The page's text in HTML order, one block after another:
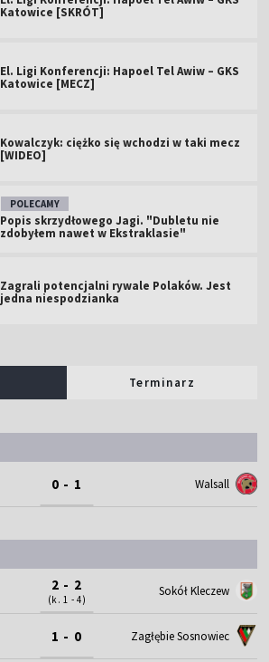
Katowice [SKRÓT]
El. Ligi Konferencji: Hapoel Tel Awiw – GKS
Katowice [MECZ]
Kowalczyk: ciężko się wchodzi w taki mecz
[WIDEO]
POLECAMY
Popis skrzydłowego Jagi. "Dubletu nie
zdobyłem nawet w Ekstraklasie"
Zagrali potencjalni rywale Polaków. Jest
jedna niespodzianka
Terminarz
0 - 1 Walsall
2 - 2
(k. 1 - 4)
Sokół Kleczew
1 - 0 Zagłębie Sosnowiec